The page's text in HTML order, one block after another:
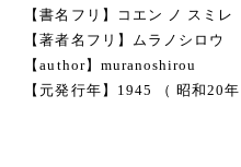
【書名フリ】コエン ノ スミ
【著者名フリ】ムラノシロウ
【author】muranoshirou
【元発行年】1945 （ 昭和20年